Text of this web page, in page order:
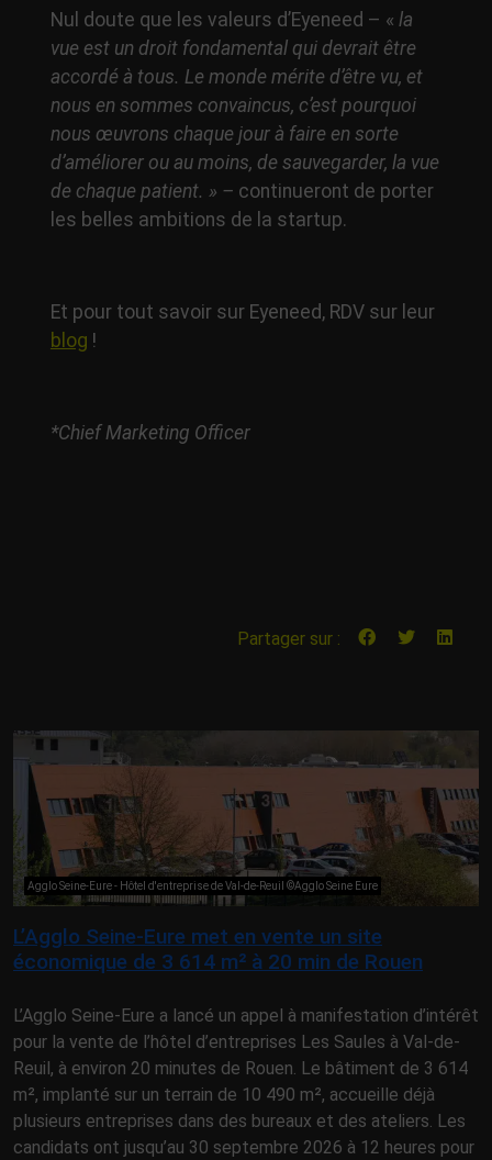
Nul doute que les valeurs d’Eyeneed – « la
vue est un droit fondamental qui devrait être
accordé à tous. Le monde mérite d’être vu, et
nous en sommes convaincus, c’est pourquoi
nous œuvrons chaque jour à faire en sorte
d’améliorer ou au moins, de sauvegarder, la vue
de chaque patient. » – continueront de porter
les belles ambitions de la startup.
Et pour tout savoir sur Eyeneed, RDV sur leur
blog !
*Chief Marketing Officer
Partager sur :
Agglo Seine-Eure - Hôtel d'entreprise de Val-de-Reuil ©Agglo Seine Eure
L’Agglo Seine-Eure met en vente un site
économique de 3 614 m² à 20 min de Rouen
L’Agglo Seine-Eure a lancé un appel à manifestation d’intérêt
pour la vente de l’hôtel d’entreprises Les Saules à Val-de-
Reuil, à environ 20 minutes de Rouen. Le bâtiment de 3 614
m², implanté sur un terrain de 10 490 m², accueille déjà
plusieurs entreprises dans des bureaux et des ateliers. Les
candidats ont jusqu’au 30 septembre 2026 à 12 heures pour